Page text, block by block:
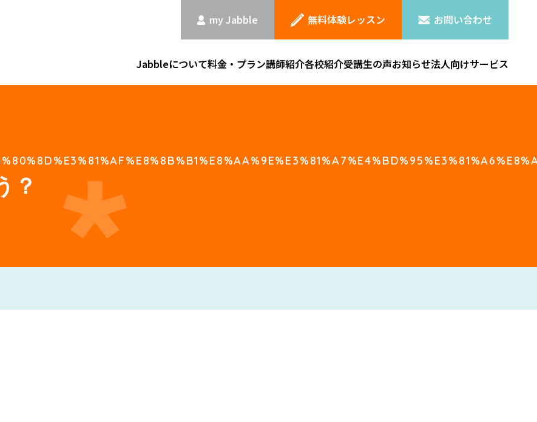
my Jabble 無料体験レッスン お問い合わせ
Jabbleについて料金・プラン講師紹介各校紹介受講生の声お知らせ法人向けサービス
？